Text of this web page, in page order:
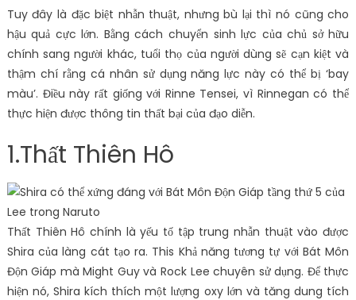
Tuy đây là đặc biệt nhẫn thuật, nhưng bù lại thì nó cũng cho
hậu quả cực lớn. Bằng cách chuyển sinh lực của chủ sở hữu
chính sang người khác, tuổi thọ của người dùng sẽ cạn kiệt và
thậm chí rằng cá nhân sử dụng năng lực này có thể bị ‘bay
màu’. Điều này rất giống với Rinne Tensei, vì Rinnegan có thể
thực hiện được thông tin thất bại của đạo diễn.
1.Thất Thiên Hô
Thất Thiên Hô chính là yếu tố tập trung nhẫn thuật vào được
Shira của làng cát tạo ra. This Khả năng tương tự với Bát Môn
Độn Giáp mà Might Guy và Rock Lee chuyên sử dụng. Để thực
hiện nó, Shira kích thích một lượng oxy lớn và tăng dung tích